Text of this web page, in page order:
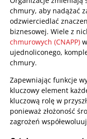
chmury, aby nadążać
odzwierciedlać
biznesowej. Wiele z
chmurowych (CNAPP)
ujednoliconego,
chmury.
Zapewniając funkcje
kluczowy element
kluczową rolę w
ponieważ złożoność
zagrożeń